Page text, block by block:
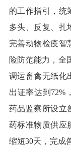
的工作指引，统
多头、反复、扎
完善动物检疫智
险防范能力，全
调运畜禽无纸化
出证率达到72%
药品监察所设立
药标准物质供应
缩短30天，完成